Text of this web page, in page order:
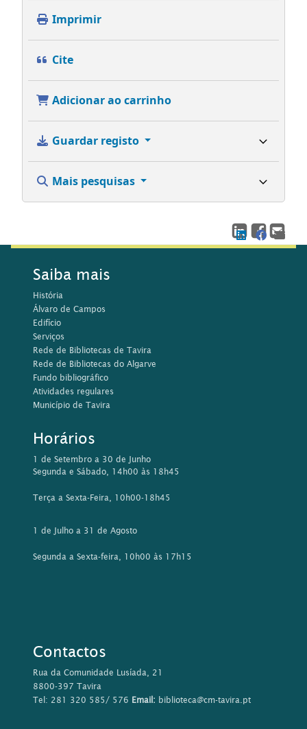
Imprimir
Cite
Adicionar ao carrinho
Guardar registo
Mais pesquisas
Saiba mais
História
Álvaro de Campos
Edifício
Serviços
Rede de Bibliotecas de Tavira
Rede de Bibliotecas do Algarve
Fundo bibliográfico
Atividades regulares
Município de Tavira
Horários
1 de Setembro a 30 de Junho
Segunda e Sábado, 14h00 às 18h45
Terça a Sexta-Feira, 10h00-18h45
1 de Julho a 31 de Agosto
Segunda a Sexta-feira, 10h00 às 17h15
Contactos
Rua da Comunidade Lusíada, 21
8800-397 Tavira
Tel: 281 320 585/ 576 Email: biblioteca@cm-tavira.pt